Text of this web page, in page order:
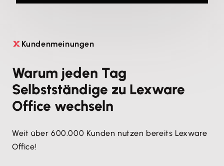
Service zu, um dieses Video
Mehr Informationen
Akzeptieren
 Kundenmeinungen
Warum jeden Tag
Selbstständige zu Lexware
Office wechseln
Weit über 600.000 Kunden nutzen bereits Lexware
Office!